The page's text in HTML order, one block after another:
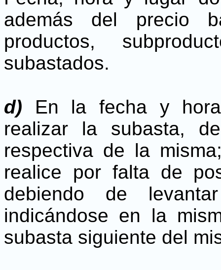
además del precio
productos,
subastados.
d) En la fecha y
realizar la subasta,
respectiva de la
realice por falta de
debiendo de
indicándose en la
subasta siguiente del